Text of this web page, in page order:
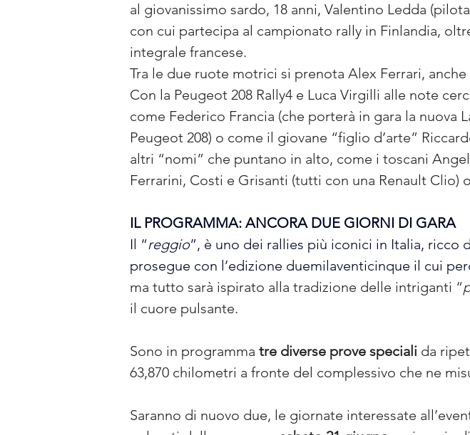
al giovanissimo sardo, 18 anni, Valentino Ledda
con cui partecipa al campionato rally in Finlandia,
integrale francese.
Tra le due ruote motrici si prenota Alex Ferrari,
Con la Peugeot 208 Rally4 e Luca Virgilli alle note
come Federico Francia (che porterà in gara la nuova
Peugeot 208) o come il giovane “figlio d’arte”
altri “nomi” che puntano in alto, come i toscani
Ferrarini, Costi e Grisanti (tutti con una Renault Clio)
IL PROGRAMMA: ANCORA DUE GIORNI DI GARA
Il “reggio”, è uno dei rallies più iconici in Italia,
prosegue con l’edizione duemilaventicinque il cui
ma tutto sarà ispirato alla tradizione delle intriganti “
il cuore pulsante.
Sono in programma tre diverse prove speciali da
63,870 chilometri a fronte del complessivo che ne
Saranno di nuovo due, le giornate interessate